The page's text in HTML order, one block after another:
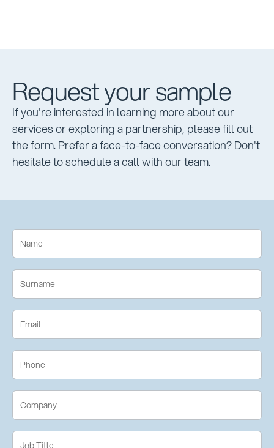
Request your sample
If you're interested in learning more about our
services or exploring a partnership, please fill out
the form. Prefer a face-to-face conversation? Don't
hesitate to schedule a call with our team.